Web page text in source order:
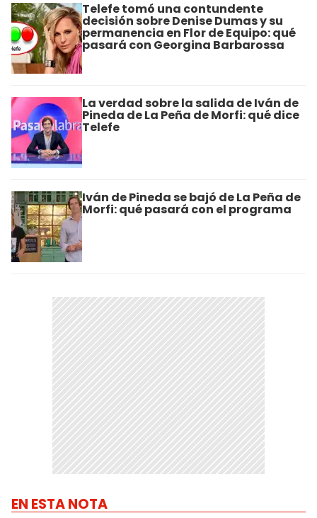
Telefe tomó una contundente
decisión sobre Denise Dumas y su
permanencia en Flor de Equipo: qué
pasará con Georgina Barbarossa
La verdad sobre la salida de Iván de
Pineda de La Peña de Morfi: qué dice
Telefe
Iván de Pineda se bajó de La Peña de
Morfi: qué pasará con el programa
EN ESTA NOTA